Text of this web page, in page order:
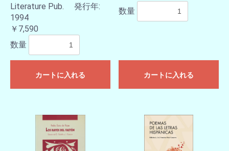
Literature Pub. 発行年:
1994
￥7,590
数量
カートに入れる
数量
カートに入れる